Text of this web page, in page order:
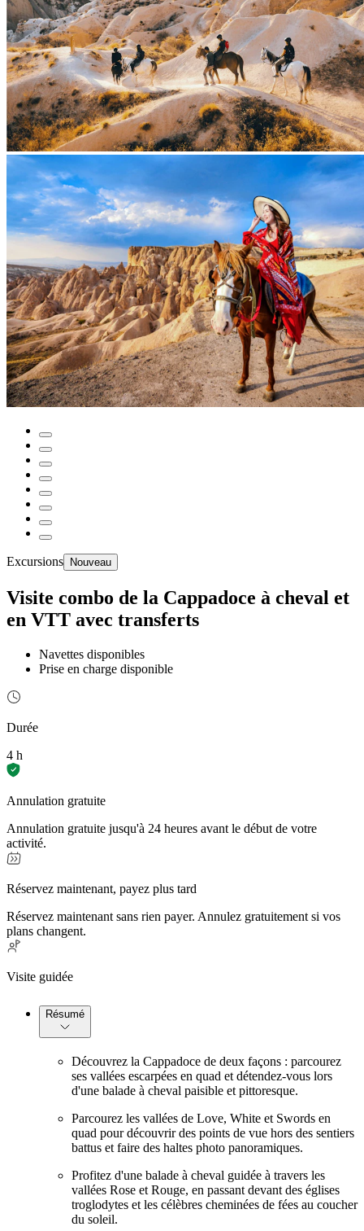
Excursions Nouveau
Visite combo de la Cappadoce à cheval et
en VTT avec transferts
Navettes disponibles
Prise en charge disponible
Durée
4 h
Annulation gratuite
Annulation gratuite jusqu'à 24 heures avant le début de votre
activité.
Réservez maintenant, payez plus tard
Réservez maintenant sans rien payer. Annulez gratuitement si vos
plans changent.
Visite guidée
Résumé
Découvrez la Cappadoce de deux façons : parcourez
ses vallées escarpées en quad et détendez-vous lors
d'une balade à cheval paisible et pittoresque.
Parcourez les vallées de Love, White et Swords en
quad pour découvrir des points de vue hors des sentiers
battus et faire des haltes photo panoramiques.
Profitez d'une balade à cheval guidée à travers les
vallées Rose et Rouge, en passant devant des églises
troglodytes et les célèbres cheminées de fées au coucher
du soleil.